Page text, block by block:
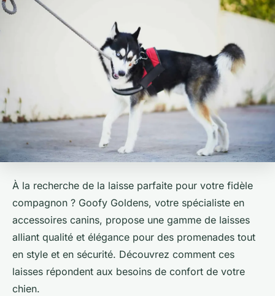
À la recherche de la laisse parfaite pour votre fidèle
compagnon ? Goofy Goldens, votre spécialiste en
accessoires canins, propose une gamme de laisses
alliant qualité et élégance pour des promenades tout
en style et en sécurité. Découvrez comment ces
laisses répondent aux besoins de confort de votre
chien.